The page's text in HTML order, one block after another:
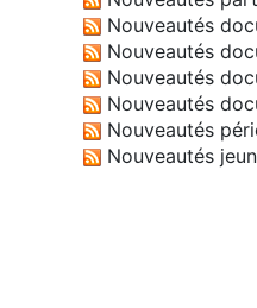
Nouveautés
Nouveautés
Nouveautés
Nouveautés
Nouveautés
Nouveautés